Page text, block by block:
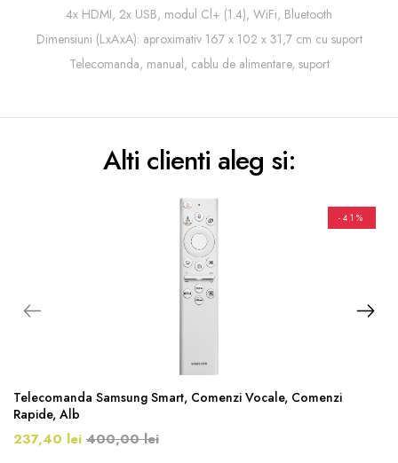
4x HDMI, 2x USB, modul Cl+ (1.4), WiFi, Bluetooth
Dimensiuni (LxAxA): aproximativ 167 x 102 x 31,7 cm cu suport
Telecomanda, manual, cablu de alimentare, suport
Alti clienti aleg si:
-41%
Telecomanda Samsung Smart, Comenzi Vocale, Comenzi
Rapide, Alb
237,40 lei 400,00 lei